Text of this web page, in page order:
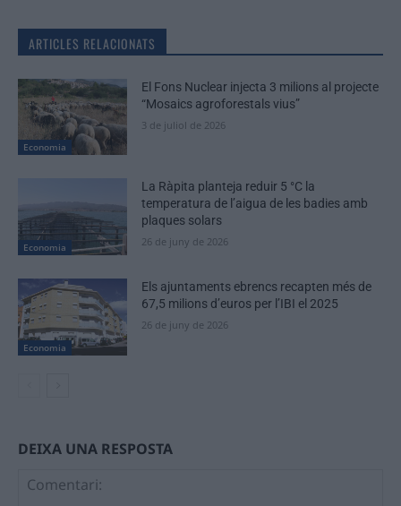
ARTICLES RELACIONATS
Economia
El Fons Nuclear injecta 3 milions al projecte
“Mosaics agroforestals vius”
3 de juliol de 2026
Economia
La Ràpita planteja reduir 5 °C la
temperatura de l’aigua de les badies amb
plaques solars
26 de juny de 2026
Economia
Els ajuntaments ebrencs recapten més de
67,5 milions d’euros per l’IBI el 2025
26 de juny de 2026
DEIXA UNA RESPOSTA